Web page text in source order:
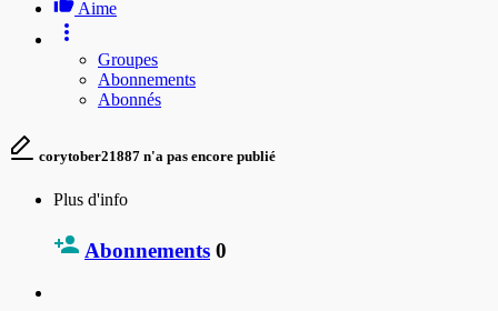
Aime
Groupes
Abonnements
Abonnés
corytober21887 n'a pas encore publié
Plus d'info
Abonnements 0